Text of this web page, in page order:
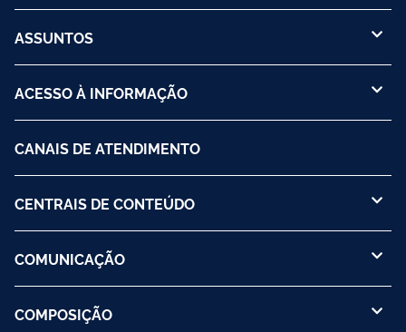
ASSUNTOS
ACESSO À INFORMAÇÃO
CANAIS DE ATENDIMENTO
CENTRAIS DE CONTEÚDO
COMUNICAÇÃO
COMPOSIÇÃO